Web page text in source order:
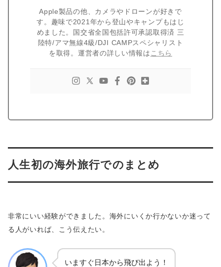
Apple製品の他、カメラやドローンが好きで
す。趣味で2021年から登山やキャンプもはじ
めました。国交省全国包括許可承認取得済 三
陸特/アマ無線4級/DJI CAMPスペシャリスト
を取得。運営者の詳しい情報は こちら
人生初の海外旅行でのまとめ
非常にいい経験ができました。海外にいくか行かないか迷って
る人がいれば、こう伝えたい。
いますぐ日本から飛び出よう！